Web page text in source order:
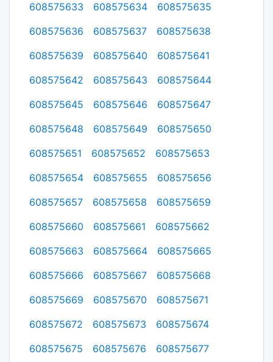
608575633
608575634
608575635
608575636
608575637
608575638
608575639
608575640
608575641
608575642
608575643
608575644
608575645
608575646
608575647
608575648
608575649
608575650
608575651
608575652
608575653
608575654
608575655
608575656
608575657
608575658
608575659
608575660
608575661
608575662
608575663
608575664
608575665
608575666
608575667
608575668
608575669
608575670
608575671
608575672
608575673
608575674
608575675
608575676 608575677